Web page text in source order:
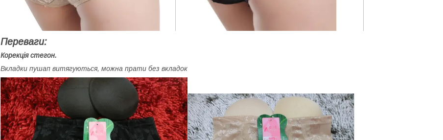
Переваги:
Корекція стегон.
Вкладки пушап витягуються, можна прати без вкладок